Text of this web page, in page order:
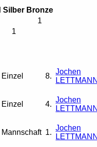
Silber Bronze
1
1
Einzel 8.
Jochen
Einzel 4.
Jochen
Mannschaft 1.
Jochen